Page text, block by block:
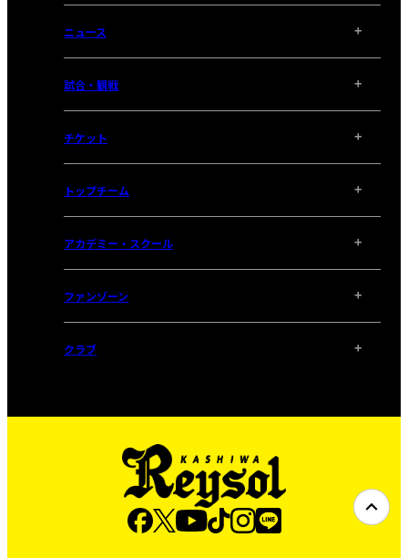
ニュース
試合・観戦
チケット
トップチーム
アカデミー・スクール
ファンゾーン
クラブ